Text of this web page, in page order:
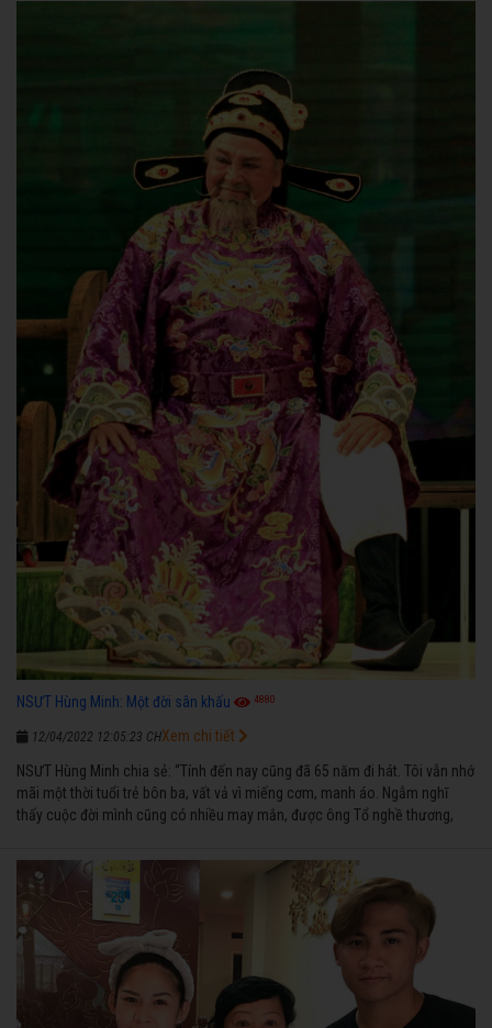
NSƯT Hùng Minh: Một đời sân khấu 4880
12/04/2022 12:05:23 CH
NSƯT Hùng Minh chia sẻ: “Tính đến nay cũng đã 65 năm đi hát. Tôi vẫn nhớ
mãi một thời tuổi trẻ bôn ba, vất vả vì miếng cơm, manh áo. Ngẫm nghĩ
thấy cuộc đời mình cũng có nhiều may mắn, được ông Tổ nghề thương,
ngược nhận được những cơ may để từng bước thành danh với nghiệp ca
diễn”.
Xem chi tiết